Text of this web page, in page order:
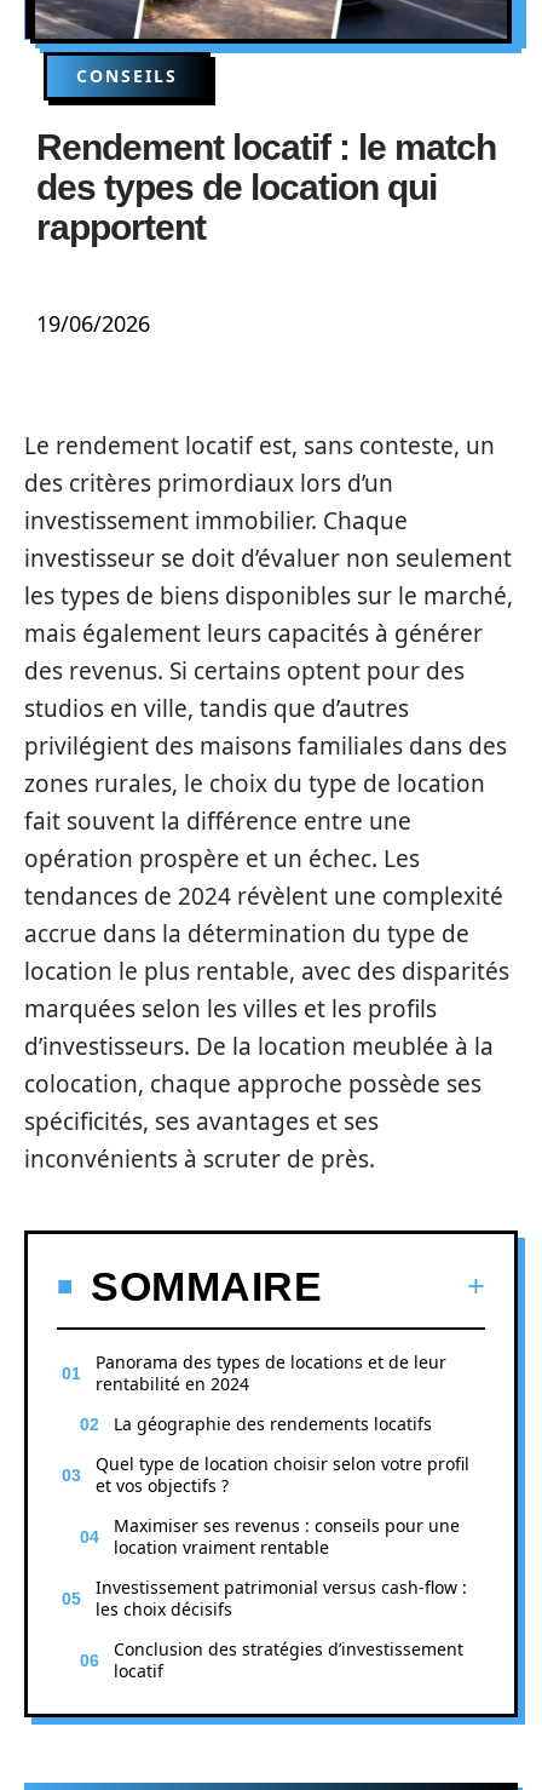
CONSEILS
Rendement locatif : le match
des types de location qui
rapportent
19/06/2026
Le rendement locatif est, sans conteste, un
des critères primordiaux lors d’un
investissement immobilier. Chaque
investisseur se doit d’évaluer non seulement
les types de biens disponibles sur le marché,
mais également leurs capacités à générer
des revenus. Si certains optent pour des
studios en ville, tandis que d’autres
privilégient des maisons familiales dans des
zones rurales, le choix du type de location
fait souvent la différence entre une
opération prospère et un échec. Les
tendances de 2024 révèlent une complexité
accrue dans la détermination du type de
location le plus rentable, avec des disparités
marquées selon les villes et les profils
d’investisseurs. De la location meublée à la
colocation, chaque approche possède ses
spécificités, ses avantages et ses
inconvénients à scruter de près.
SOMMAIRE
Panorama des types de locations et de leur
rentabilité en 2024
La géographie des rendements locatifs
Quel type de location choisir selon votre profil
et vos objectifs ?
Maximiser ses revenus : conseils pour une
location vraiment rentable
Investissement patrimonial versus cash-flow :
les choix décisifs
Conclusion des stratégies d’investissement
locatif